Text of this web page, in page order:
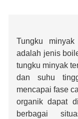
Tungku
adalah jenis
tungku minyak
dan suhu
mencapai fase
organik dapat
berbagai